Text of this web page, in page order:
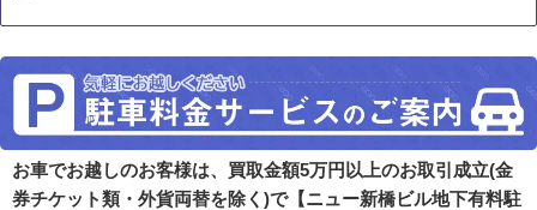
お車でお越しのお客様は、買取金額5万円以上のお取引成立(金
券チケット類・外貨両替を除く)で【ニュー新橋ビル地下有料駐